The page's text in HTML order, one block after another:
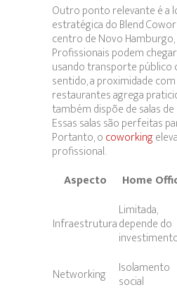
Outro ponto relevante é a
estratégica do Blend
centro de Novo
Profissionais podem
usando transporte público
sentido, a proximidade
restaurantes agrega
também dispõe de salas
Essas salas são perfeitas
Portanto, ocoworking
profissional.
Aspecto
Home
Infraestrutura
Limitada,
depende do
Networking Isolamento
social